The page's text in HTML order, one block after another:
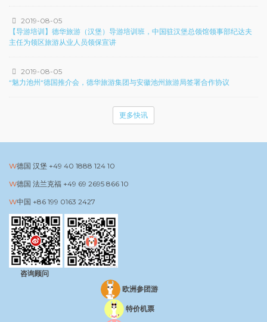
2019-08-05
【导游培训】德华旅游（汉堡）导游培训班，中国驻汉堡总领馆领事部纪达夫
主任为领区旅游从业人员领保宣讲
2019-08-05
“魅力池州“德国推介会，德华旅游集团与安徽池州旅游局签署合作协议
更多快讯
德国 汉堡 +49 40 1888 124 10
德国 法兰克福 +49 69 2695 866 10
中国 +86 199 0163 2427
咨询顾问
欧洲参团游
特价机票